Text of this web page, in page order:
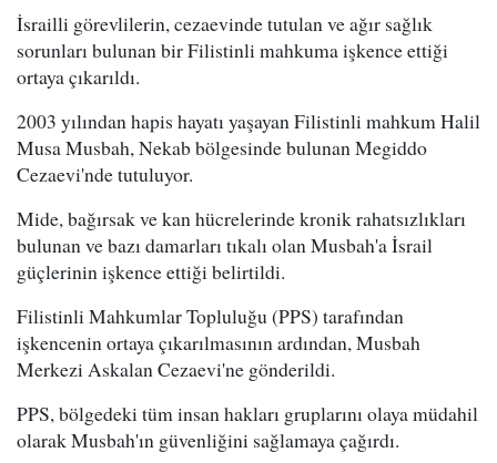
İsrailli görevlilerin, cezaevinde tutulan ve ağır sağlık
sorunları bulunan bir Filistinli mahkuma işkence ettiği
ortaya çıkarıldı.
2003 yılından hapis hayatı yaşayan Filistinli mahkum Halil
Musa Musbah, Nekab bölgesinde bulunan Megiddo
Cezaevi'nde tutuluyor.
Mide, bağırsak ve kan hücrelerinde kronik rahatsızlıkları
bulunan ve bazı damarları tıkalı olan Musbah'a İsrail
güçlerinin işkence ettiği belirtildi.
Filistinli Mahkumlar Topluluğu (PPS) tarafından
işkencenin ortaya çıkarılmasının ardından, Musbah
Merkezi Askalan Cezaevi'ne gönderildi.
PPS, bölgedeki tüm insan hakları gruplarını olaya müdahil
olarak Musbah'ın güvenliğini sağlamaya çağırdı.